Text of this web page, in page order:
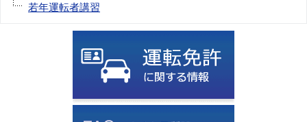
若年運転者講習